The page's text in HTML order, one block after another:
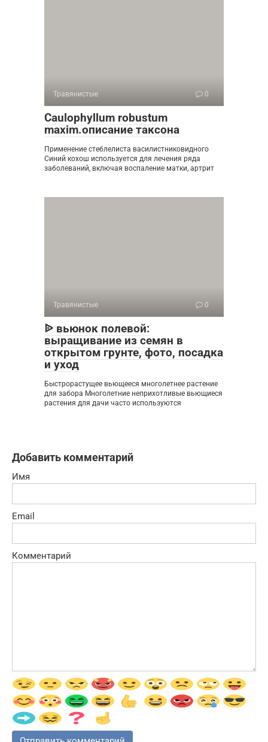
Травянистые 0
Caulophyllum robustum
maxim.описание таксона
Применение стеблелиста василистниковидного
Синий кохош используется для лечения ряда
заболеваний, включая воспаление матки, артрит
Травянистые 0
ᐉ вьюнок полевой:
выращивание из семян в
открытом грунте, фото, посадка
и уход
Быстрорастущее вьющееся многолетнее растение
для забора Многолетние неприхотливые вьющиеся
растения для дачи часто используются
Добавить комментарий
Имя
Email
Комментарий